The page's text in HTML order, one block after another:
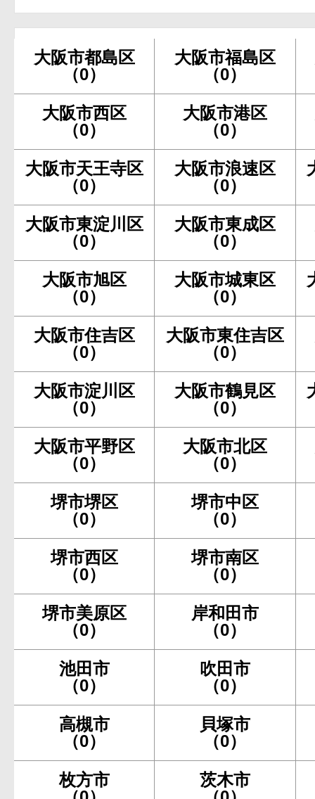
大阪市都島区
（0）
大阪市福島区
（0）
大阪市西区
（0）
大阪市港区
（0）
大阪市天王寺区
（0）
大阪市浪速区
（0）
大阪市東淀川区
（0）
大阪市東成区
（0）
大阪市旭区
（0）
大阪市城東区
（0）
大阪市住吉区
（0）
大阪市東住吉区
（0）
大阪市淀川区
（0）
大阪市鶴見区
（0）
大阪市平野区
（0）
大阪市北区
（0）
堺市堺区
（0）
堺市中区
（0）
堺市西区
（0）
堺市南区
（0）
堺市美原区
（0）
岸和田市
（0）
池田市
（0）
吹田市
（0）
高槻市
（0）
貝塚市
（0）
枚方市
茨木市